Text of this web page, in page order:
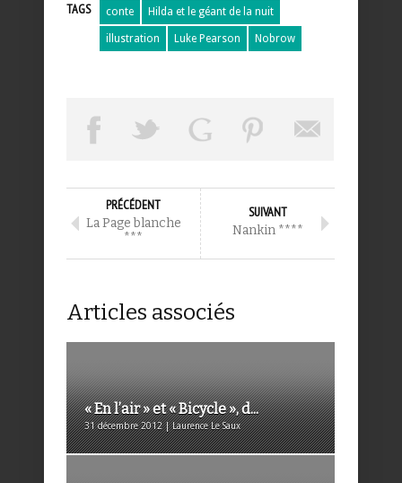
TAGS conte Hilda et le géant de la nuit
illustration Luke Pearson Nobrow
PRÉCÉDENT
La Page blanche
***
SUIVANT
Nankin ****
Articles associés
« En l’air » et « Bicycle », d...
31 décembre 2012 | Laurence Le Saux